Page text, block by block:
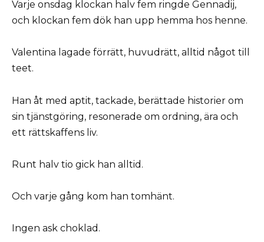
Varje onsdag klockan halv fem ringde Gennadij,
och klockan fem dök han upp hemma hos henne.
Valentina lagade förrätt, huvudrätt, alltid något till
teet.
Han åt med aptit, tackade, berättade historier om
sin tjänstgöring, resonerade om ordning, ära och
ett rättskaffens liv.
Runt halv tio gick han alltid.
Och varje gång kom han tomhänt.
Ingen ask choklad.